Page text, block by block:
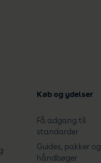
Køb og ydelser
Få adgang til
standarder
Guides, pakker og
håndbøger